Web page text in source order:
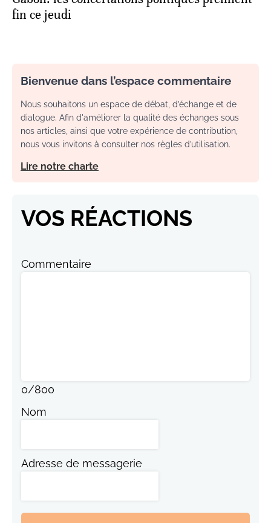
fin ce jeudi
Bienvenue dans l’espace commentaire
Nous souhaitons un espace de débat, d’échange et de
dialogue. Afin d'améliorer la qualité des échanges sous
nos articles, ainsi que votre expérience de contribution,
nous vous invitons à consulter nos règles d’utilisation.
Lire notre charte
VOS RÉACTIONS
Commentaire
0/800
Nom
Adresse de messagerie